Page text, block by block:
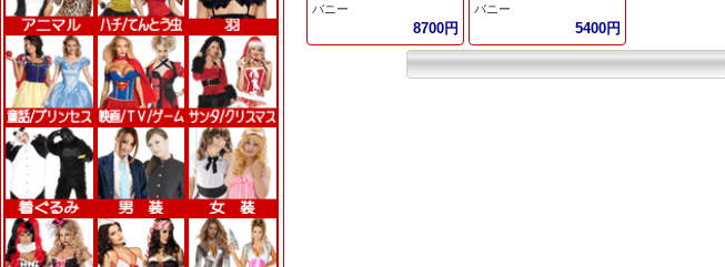
バニー
8700円
バニー
5400円